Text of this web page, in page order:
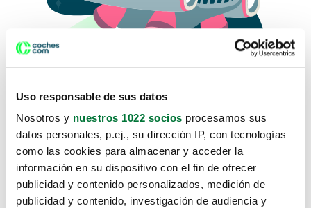
Uso responsable de sus datos
Nosotros y nuestros 1022 socios procesamos sus
datos personales, p.ej., su dirección IP, con tecnologías
como las cookies para almacenar y acceder la
información en su dispositivo con el fin de ofrecer
publicidad y contenido personalizados, medición de
publicidad y contenido, investigación de audiencia y
Lo sentimos, no sabemos como
te hemos traido hasta aquí.